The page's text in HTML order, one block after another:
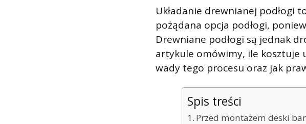
Układanie drewnianej podłogi
pożądana opcja podłogi,
Drewniane podłogi są jednak
artykule omówimy, ile kosztuje
wady tego procesu oraz jak
Spis treści
Przed montażem deski